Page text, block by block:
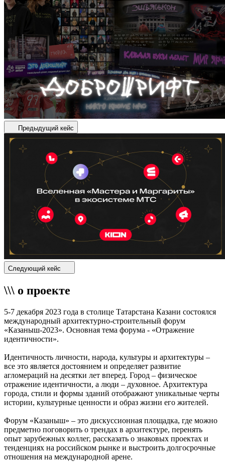
Предыдущий кейс
Следующий кейс
\\\ о проекте
5-7 декабря 2023 года в столице Татарстана Казани состоялся
международный архитектурно-строительный форум
«Казаныш-2023». Основная тема форума - «Отражение
идентичности».
Идентичность личности, народа, культуры и архитектуры –
все это является достоянием и определяет развитие
агломераций на десятки лет вперед. Город – физическое
отражение идентичности, а люди – духовное. Архитектура
города, стили и формы зданий отображают уникальные черты
истории, культурные ценности и образ жизни его жителей.
Форум «Казаныш» – это дискуссионная площадка, где можно
предметно поговорить о трендах в архитектуре, перенять
опыт зарубежных коллег, рассказать о знаковых проектах и
тенденциях на российском рынке и выстроить долгосрочные
отношения на международной арене.